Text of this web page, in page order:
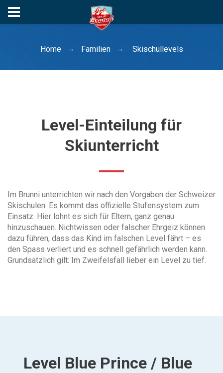
Home Familien Skischullevels
Level-Einteilung für
Skiunterricht
Im Brunni unterrichten wir nach den Vorgaben der Schweizer
Skischulen. Es kommt das offizielle Stufensystem zum
Einsatz. Hier lohnt es sich für Eltern, ganz genau
hinzuschauen. Nichtwissen oder falscher Ehrgeiz können
dazu führen, dass das Kind im falschen Level fährt – es
den Spass verliert und es schnell gefährlich werden kann.
Grundsätzlich gilt: Im Zweifelsfall lieber ein Level zu tief.
Level Blue Prince / Blue